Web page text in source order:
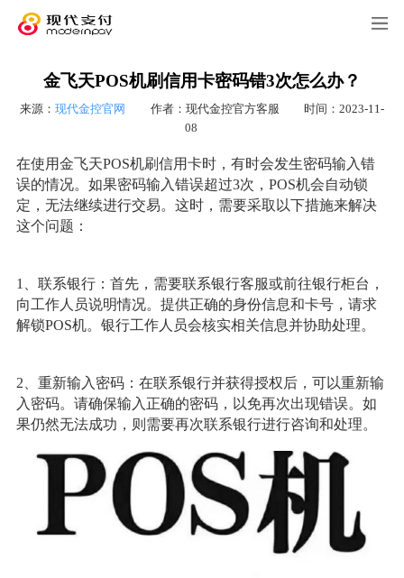
金飞天POS机刷信用卡密码错3次怎么办？
来源： 现代金控官网 作者：现代金控官方客服
时间：2023-11-
08
在使用金飞天POS机刷信用卡时，有时会发生密码输入错
误的情况。如果密码输入错误超过3次，POS机会自动锁
定，无法继续进行交易。这时，需要采取以下措施来解决
这个问题：
1、联系银行：首先，需要联系银行客服或前往银行柜台，
向工作人员说明情况。提供正确的身份信息和卡号，请求
解锁POS机。银行工作人员会核实相关信息并协助处理。
2、重新输入密码：在联系银行并获得授权后，可以重新输
入密码。请确保输入正确的密码，以免再次出现错误。如
果仍然无法成功，则需要再次联系银行进行咨询和处理。